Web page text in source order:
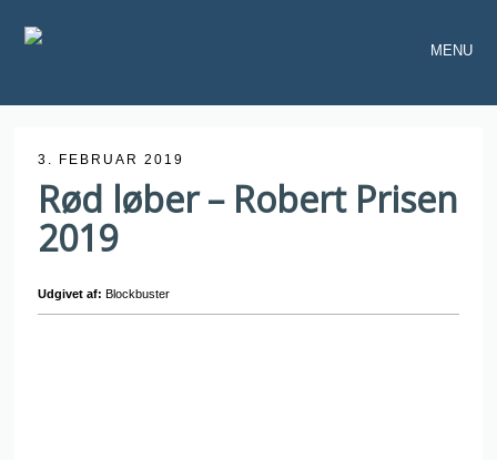
MENU
3. FEBRUAR 2019
Rød løber – Robert Prisen
2019
Udgivet af: Blockbuster